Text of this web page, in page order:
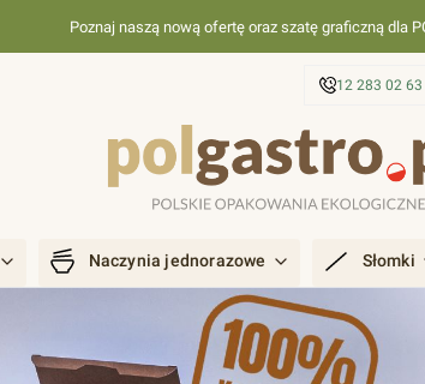
Poznaj naszą nową ofertę oraz szatę graficzną dla
12 283 02 63
Naczynia jednorazowe Słomki